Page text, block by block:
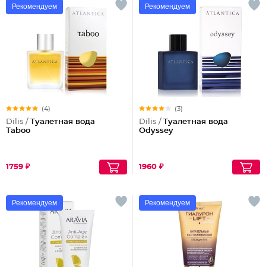
Рекомендуем
(4)
Dilis / Туалетная вода
Taboo
1759 ₽
Рекомендуем
(3)
Dilis / Туалетная вода
Odyssey
1960 ₽
Рекомендуем Рекомендуем